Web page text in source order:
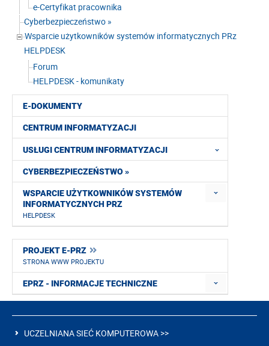
E-DOKUMENTY
CENTRUM INFORMATYZACJI
USŁUGI CENTRUM INFORMATYZACJI
CYBERBEZPIECZEŃSTWO »
WSPARCIE UŻYTKOWNIKÓW SYSTEMÓW
INFORMATYCZNYCH PRZ
HELPDESK
PROJEKT E-PRZ
STRONA WWW PROJEKTU
EPRZ - INFORMACJE TECHNICZNE
e-Certyfikat pracownika
Cyberbezpieczeństwo »
Wsparcie użytkowników systemów informatycznych PRz
HELPDESK
Forum
HELPDESK - komunikaty
UCZELNIANA SIEĆ KOMPUTEROWA >>